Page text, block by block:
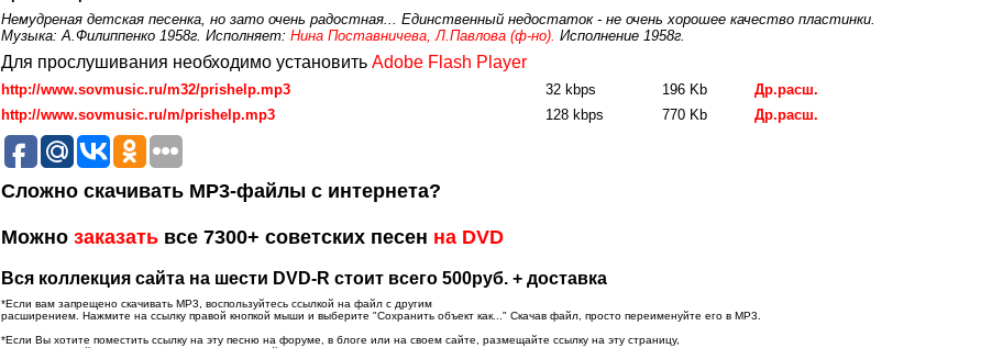
Немудреная детская песенка, но зато очень радостная... Единственный недостаток - не очень хорошее качество пластинки.
Музыка: А.Филиппенко 1958г. Исполняет: Нина Поставничева, Л.Павлова (ф-но). Исполнение 1958г.
Для прослушивания необходимо установить Adobe Flash Player
http://www.sovmusic.ru/m32/prishelp.mp3 32 kbps 196 Kb
Др.расш.
http://www.sovmusic.ru/m/prishelp.mp3 128 kbps 770 Kb
Др.расш.
Сложно скачивать MP3-файлы с интернета?
Можно заказатьвсе 7300+ советских песен на DVD
Вся коллекция сайта на шести DVD-R стоит всего 500руб. + доставка
*Если вам запрещено скачивать MP3, воспользуйтесь ссылкой на файл с другим
расширением. Нажмите на ссылку правой кнопкой мыши и выберите "Сохранить объект как..." Скачав файл, просто переименуйте его в MP3.
*Если Вы хотите поместить ссылку на эту песню на форуме, в блоге или на своем сайте, размещайте ссылку на эту страницу,